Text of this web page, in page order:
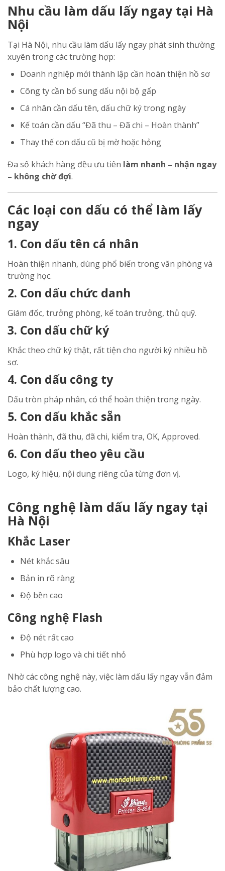
Nhu cầu làm dấu lấy ngay tại Hà
Nội
Tại Hà Nội, nhu cầu làm dấu lấy ngay phát sinh thường
xuyên trong các trường hợp:
Doanh nghiệp mới thành lập cần hoàn thiện hồ sơ
Công ty cần bổ sung dấu nội bộ gấp
Cá nhân cần dấu tên, dấu chữ ký trong ngày
Kế toán cần dấu “Đã thu – Đã chi – Hoàn thành”
Thay thế con dấu cũ bị mờ hoặc hỏng
Đa số khách hàng đều ưu tiên làm nhanh – nhận ngay
– không chờ đợi.
Các loại con dấu có thể làm lấy
ngay
1. Con dấu tên cá nhân
Hoàn thiện nhanh, dùng phổ biến trong văn phòng và
trường học.
2. Con dấu chức danh
Giám đốc, trưởng phòng, kế toán trưởng, thủ quỹ.
3. Con dấu chữ ký
Khắc theo chữ ký thật, rất tiện cho người ký nhiều hồ
sơ.
4. Con dấu công ty
Dấu tròn pháp nhân, có thể hoàn thiện trong ngày.
5. Con dấu khắc sẵn
Hoàn thành, đã thu, đã chi, kiểm tra, OK, Approved.
6. Con dấu theo yêu cầu
Logo, ký hiệu, nội dung riêng của từng đơn vị.
Công nghệ làm dấu lấy ngay tại
Hà Nội
Khắc Laser
Nét khắc sâu
Bản in rõ ràng
Độ bền cao
Công nghệ Flash
Độ nét rất cao
Phù hợp logo và chi tiết nhỏ
Nhờ các công nghệ này, việc làm dấu lấy ngay vẫn đảm
bảo chất lượng cao.